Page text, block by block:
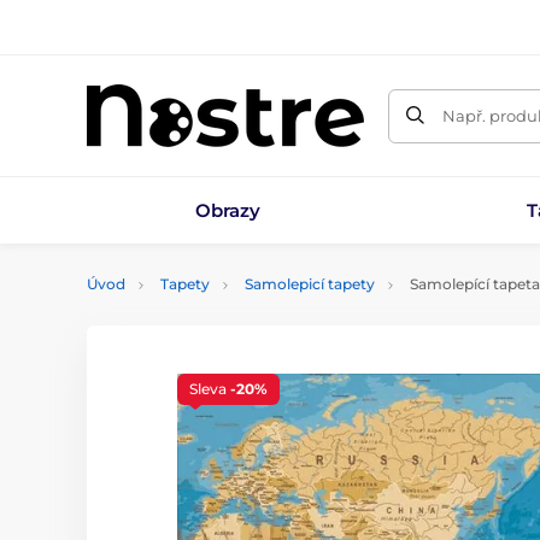
Např.
Obrazy
Úvod Tapety Samolepicí tapety Samolepící
Sleva -20%